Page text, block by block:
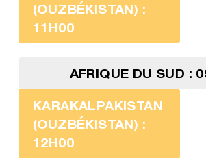
(OUZBÉKISTAN) :
11H00
AFRIQUE DU SUD :
KARAKALPAKISTAN
(OUZBÉKISTAN) :
12H00